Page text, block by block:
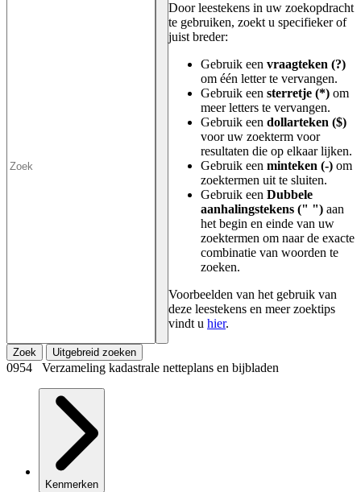
Door leestekens in uw zoekopdracht
te gebruiken, zoekt u specifieker of
juist breder:
Gebruik een vraagteken (?)
om één letter te vervangen.
Gebruik een sterretje (*) om
meer letters te vervangen.
Gebruik een dollarteken ($)
voor uw zoekterm voor
resultaten die op elkaar lijken.
Gebruik een minteken (-) om
zoektermen uit te sluiten.
Gebruik een Dubbele
aanhalingstekens (" ") aan
het begin en einde van uw
zoektermen om naar de exacte
combinatie van woorden te
zoeken.
Voorbeelden van het gebruik van
deze leestekens en meer zoektips
vindt u hier.
Zoek Uitgebreid zoeken
0954 Verzameling kadastrale netteplans en bijbladen
Kenmerken